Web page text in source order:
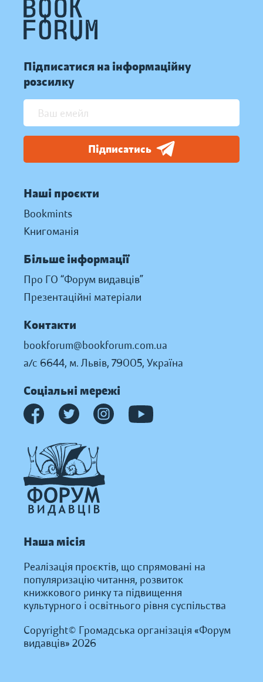
Підписатися на інформаційну
розсилку
Підписатись
Наші проєкти
Bookmints
Книгоманія
Більше інформації
Про ГО “Форум видавців”
Презентаційні матеріали
Контакти
bookforum@bookforum.com.ua
а/с 6644, м. Львів, 79005, Україна
Соціальні мережі
Наша місія
Реалізація проєктів, що спрямовані на
популяризацію читання, розвиток
книжкового ринку та підвищення
культурного і освітнього рівня суспільства
Copyright© Громадська організація «Форум
видавців» 2026